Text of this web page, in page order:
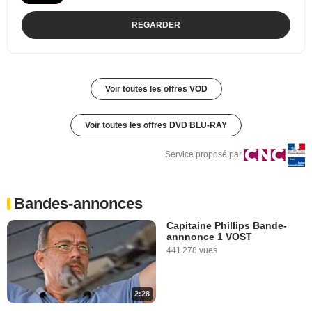
REGARDER
Voir toutes les offres VOD
Voir toutes les offres DVD BLU-RAY
Service proposé par
Bandes-annonces
2:28
Capitaine Phillips Bande-
annnonce 1 VOST
441 278 vues